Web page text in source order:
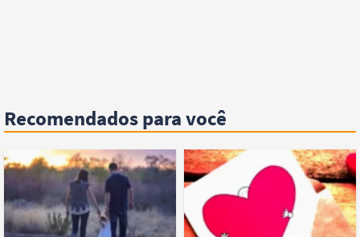
Recomendados para você